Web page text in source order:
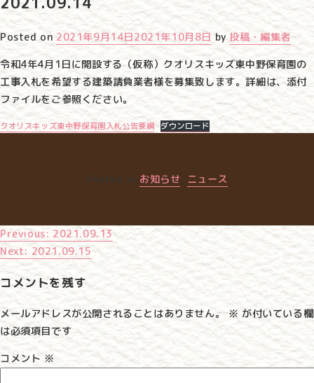
Posted on2021年9月14日2021年10月8日 by 投稿・編集者
令和4年4月1日に開設する（仮称）クオリスキッズ東中野保育園の
工事入札を希望する建築請負業者様を募集致します。詳細は、添付
ファイルをご参照ください。
クオリスキッズ東中野保育園入札公告要綱 ダウンロード
Posted in お知らせ ニュース
投
稿
ナ
ビ
ゲ
ー
Previous: 2021.09.13
Next: 2021.09.15
コメントを残す
メールアドレスが公開されることはありません。 ※ が付いている欄
は必須項目です
コメント ※